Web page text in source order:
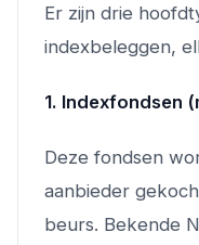
Er zijn drie
indexbeleggen,
1. Indexfondsen
Deze fondsen
aanbieder
beurs. Bekende